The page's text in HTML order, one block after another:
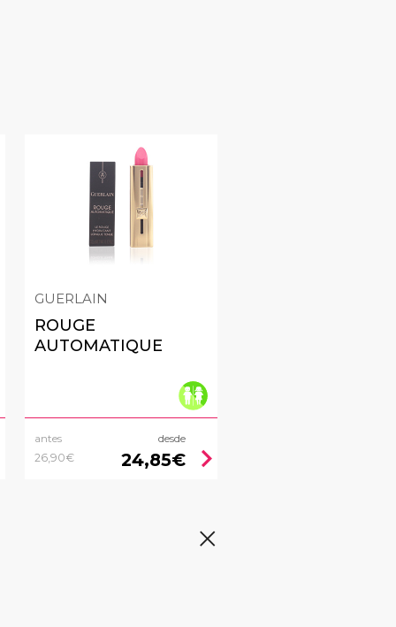
GUERLAIN
ROUGE
AUTOMATIQUE
antes
26,90€
desde
24,85€ chevron_right